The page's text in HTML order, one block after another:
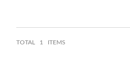
TOTAL 1 ITEMS